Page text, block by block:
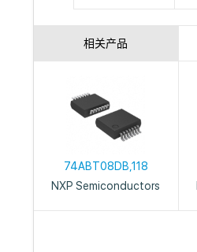
相关产品
74ABT08DB,118
NXP Semiconductors